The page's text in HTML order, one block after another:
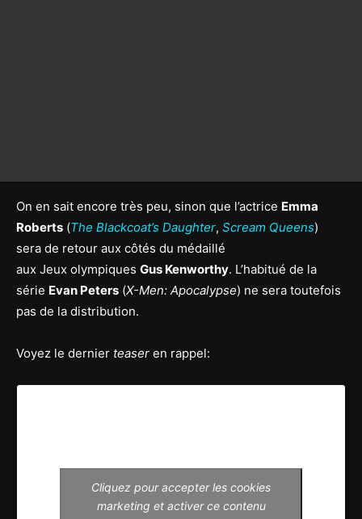
On en sait encore très peu, sinon que l’actrice Emma
Roberts (The Blackcoat’s Daughter, Scream Queens)
sera de retour aux côtés du médaillé
aux Jeux olympiques Gus Kenworthy. L’habitué de la
série Evan Peters (X-Men: Apocalypse) ne sera toutefois
pas de la distribution.
Voyez le dernier teaser en rappel:
Cliquez pour accepter les cookies
marketing et activer ce contenu